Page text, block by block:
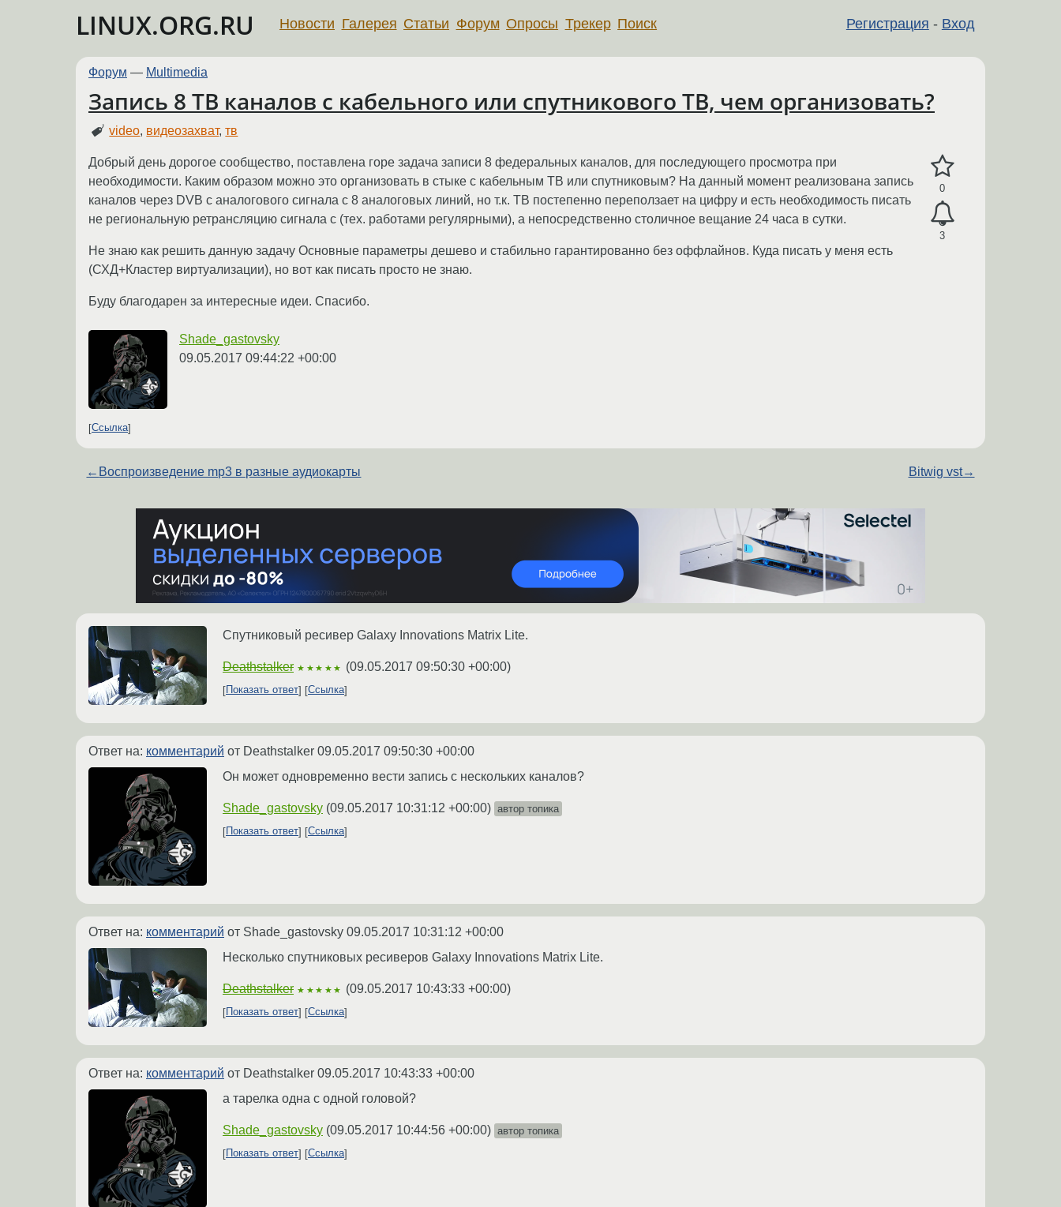
LINUX.ORG.RU Регистрация - Вход
Новости Галерея Статьи Форум Опросы Трекер Поиск
Форум — Multimedia
Запись 8 ТВ каналов с кабельного или спутникового ТВ, чем организовать?
video, видеозахват,тв
0
3
Добрый день дорогое сообщество, поставлена горе задача записи 8 федеральных каналов, для последующего просмотра при
необходимости. Каким образом можно это организовать в стыке с кабельным ТВ или спутниковым? На данный момент реализована запись
каналов через DVB с аналогового сигнала с 8 аналоговых линий, но т.к. ТВ постепенно переползает на цифру и есть необходимость писать
не региональную ретрансляцию сигнала с (тех. работами регулярными), а непосредственно столичное вещание 24 часа в сутки.
Не знаю как решить данную задачу Основные параметры дешево и стабильно гарантированно без оффлайнов. Куда писать у меня есть
(СХД+Кластер виртуализации), но вот как писать просто не знаю.
Буду благодарен за интересные идеи. Спасибо.
Shade_gastovsky
09.05.2017 09:44:22 +00:00
Ссылка
← Воспроизведение mp3 в разные аудиокарты Bitwig vst→
Спутниковый ресивер Galaxy Innovations Matrix Lite.
Deathstalker ★★★★★ (09.05.2017 09:50:30 +00:00)
Показать ответ Ссылка
Ответ на: комментарий от Deathstalker 09.05.2017 09:50:30 +00:00
Он может одновременно вести запись с нескольких каналов?
Shade_gastovsky (09.05.2017 10:31:12 +00:00) автор топика
Показать ответ
Ссылка
Ответ на: комментарий от Shade_gastovsky 09.05.2017 10:31:12 +00:00
Несколько спутниковых ресиверов Galaxy Innovations Matrix Lite.
Deathstalker ★★★★★ (09.05.2017 10:43:33 +00:00)
Показать ответ Ссылка
Ответ на: комментарий от Deathstalker 09.05.2017 10:43:33 +00:00
а тарелка одна с одной головой?
Shade_gastovsky (09.05.2017 10:44:56 +00:00) автор топика
Показать ответ
Ссылка